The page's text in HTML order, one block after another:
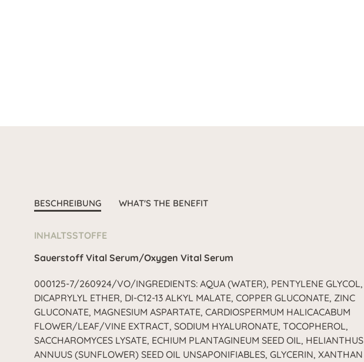
BESCHREIBUNG WHAT'S THE BENEFIT
INHALTSSTOFFE
Sauerstoff Vital Serum/Oxygen Vital Serum
000125-7/260924/VO/INGREDIENTS: AQUA (WATER), PENTYLENE GLYCOL,
DICAPRYLYL ETHER, DI-C12-13 ALKYL MALATE, COPPER GLUCONATE, ZINC
GLUCONATE, MAGNESIUM ASPARTATE, CARDIOSPERMUM HALICACABUM
FLOWER/LEAF/VINE EXTRACT, SODIUM HYALURONATE, TOCOPHEROL,
SACCHAROMYCES LYSATE, ECHIUM PLANTAGINEUM SEED OIL, HELIANTHUS
ANNUUS (SUNFLOWER) SEED OIL UNSAPONIFIABLES, GLYCERIN, XANTHAN